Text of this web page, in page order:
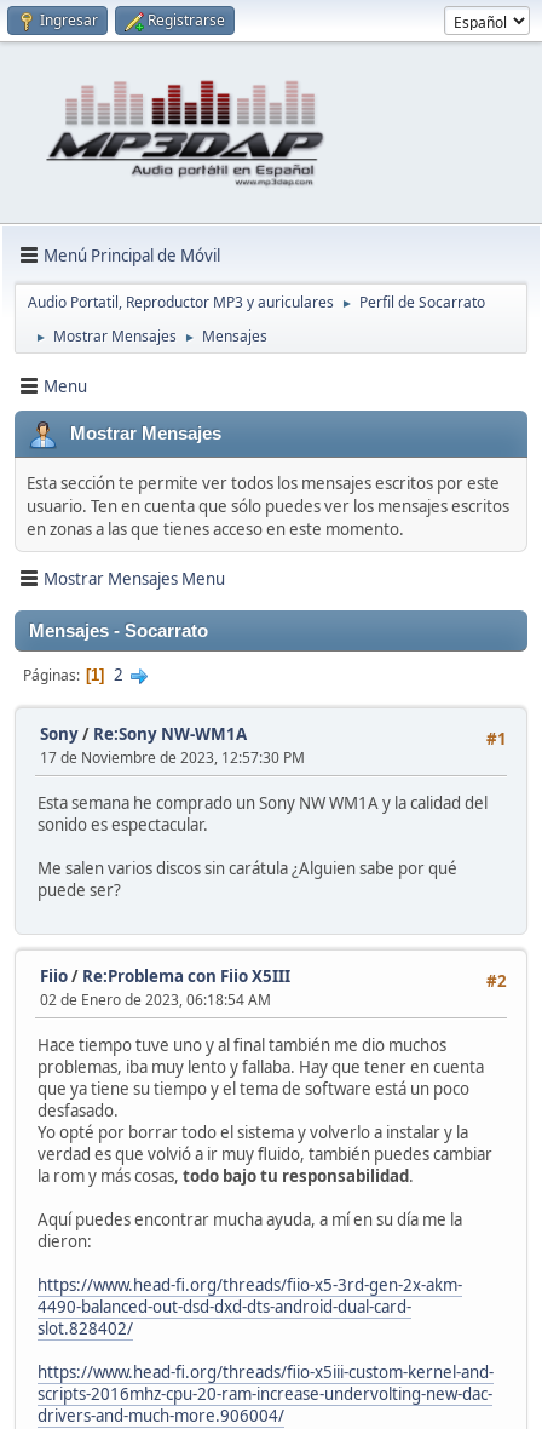
Ingresar Registrarse
Menú Principal de Móvil
Audio Portatil, Reproductor MP3 y auriculares ► Perfil de Socarrato
► Mostrar Mensajes ► Mensajes
Menu
Mostrar Mensajes
Esta sección te permite ver todos los mensajes escritos por este
usuario. Ten en cuenta que sólo puedes ver los mensajes escritos
en zonas a las que tienes acceso en este momento.
Mostrar Mensajes Menu
Mensajes - Socarrato
Páginas 1 2
#1
Sony/ Re:Sony NW-WM1A
17 de Noviembre de 2023, 12:57:30 PM
Esta semana he comprado un Sony NW WM1A y la calidad del
sonido es espectacular.
Me salen varios discos sin carátula ¿Alguien sabe por qué
puede ser?
#2
Fiio/ Re:Problema con Fiio X5III
02 de Enero de 2023, 06:18:54 AM
Hace tiempo tuve uno y al final también me dio muchos
problemas, iba muy lento y fallaba. Hay que tener en cuenta
que ya tiene su tiempo y el tema de software está un poco
desfasado.
Yo opté por borrar todo el sistema y volverlo a instalar y la
verdad es que volvió a ir muy fluido, también puedes cambiar
la rom y más cosas, todo bajo tu responsabilidad.
Aquí puedes encontrar mucha ayuda, a mí en su día me la
dieron:
https://www.head-fi.org/threads/fiio-x5-3rd-gen-2x-akm-
4490-balanced-out-dsd-dxd-dts-android-dual-card-
slot.828402/
https://www.head-fi.org/threads/fiio-x5iii-custom-kernel-and-
scripts-2016mhz-cpu-20-ram-increase-undervolting-new-dac-
drivers-and-much-more.906004/